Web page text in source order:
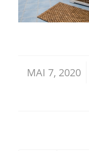
MAI 7, 2020
/